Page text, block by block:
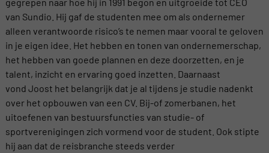
van Sundio. Hij gaf de studenten mee om als ondernemer
alleen verantwoorde risico’s te nemen maar vooral te geloven
in je eigen idee. Het hebben en tonen van ondernemerschap,
het hebben van goede plannen en deze doorzetten, en je
talent, inzicht en ervaring goed inzetten. Daarnaast
vond Joost het belangrijk dat je al tijdens je studie nadenkt
over het opbouwen van een CV. Bij-of zomerbanen, het
uitoefenen van bestuursfuncties van studie- of
sportverenigingen zich vormend voor de student. Ook stipte
hij aan dat de reisbranche steeds verder